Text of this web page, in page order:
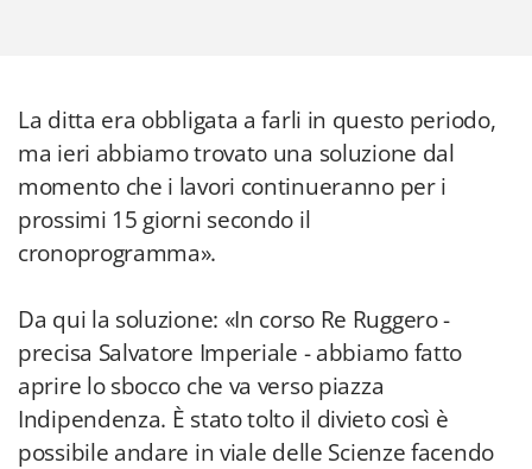
La ditta era obbligata a farli in questo periodo,
ma ieri abbiamo trovato una soluzione dal
momento che i lavori continueranno per i
prossimi 15 giorni secondo il
cronoprogramma».
Da qui la soluzione: «In corso Re Ruggero -
precisa Salvatore Imperiale - abbiamo fatto
aprire lo sbocco che va verso piazza
Indipendenza. È stato tolto il divieto così è
possibile andare in viale delle Scienze facendo